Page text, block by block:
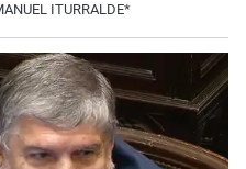
ITURRALDE*